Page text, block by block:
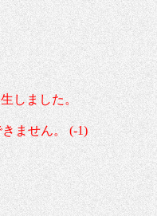
しました。
ません。 (-1)